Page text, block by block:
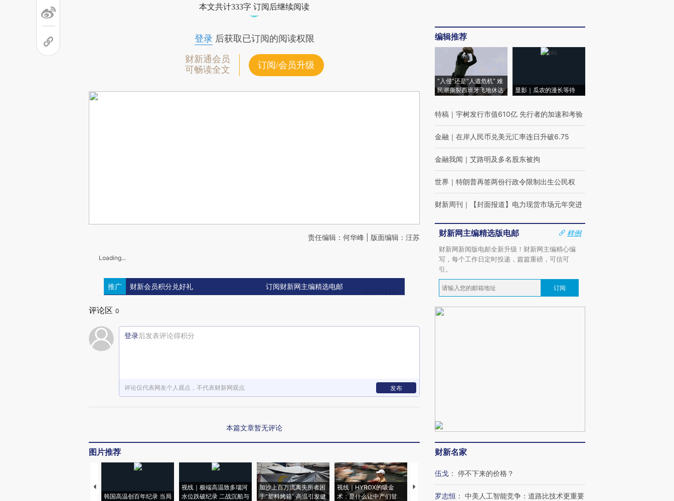
本文共计333字 订阅后继续阅读
登录后获取已订阅的阅读权限
财新通会员
可畅读全文
订阅/会员升级
责任编辑：何华峰 | 版面编辑：汪苏
Loading...
推广 财新会员积分兑好礼 订阅财新网主编精选电邮
评论区 0
登录后发表评论得积分
评论仅代表网友个人观点，不代表财新网观点 发布
本篇文章暂无评论
图片推荐
韩国高温创百年纪录 当局
视线｜极端高温致多瑙河
水位跌破纪录 二战沉船与
加沙上百万流离失所者困
于“塑料烤箱” 高温引发健
视线｜HYROX的吸金
术：是什么让中产们甘
马航飞行员跨国走私7万
粒摇头丸 尿检体内含3种
视线｜被称为“蟑螂”的印
度Z世代 用街头抗争将教
视线｜“入侵”还是“人道危
机”？难民潮撕裂西班牙
编辑推荐
“入侵”还是“人道危机” 难
民潮撕裂西班牙飞地休达
显影｜瓜农的漫长等待
特稿 ｜ 宇树发行市值610亿 先行者的加速和考验
金融 ｜ 在岸人民币兑美元汇率连日升破6.75
金融我闻 ｜ 艾路明及多名股东被拘
世界 ｜ 特朗普再签两份行政令限制出生公民权
财新周刊 ｜ 【封面报道】电力现货市场元年突进
财新网主编精选版电邮
样例
财新网新闻版电邮全新升级！财新网主编精心编
写，每个工作日定时投递，篇篇重磅，可信可
引。
订阅
财新名家
伍戈 ： 停不下来的价格？
罗志恒 ： 中美人工智能竞争：道路比技术更重要